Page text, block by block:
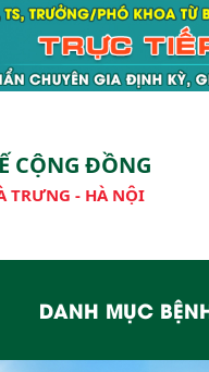
CỘNG ĐỒNG
TRƯNG - HÀ NỘI
DANH MỤC